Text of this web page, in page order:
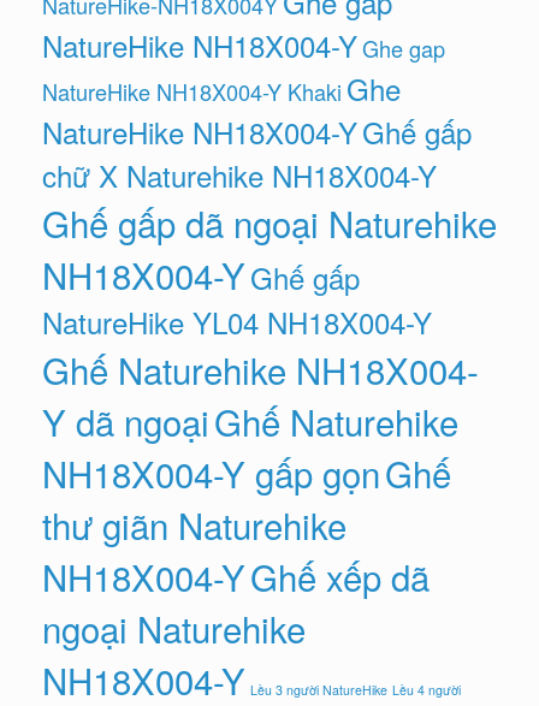
NatureHike NH18X004-YGhe gap
NatureHike NH18X004-Y Khaki Ghe
NatureHike NH18X004-YGhế gấp
chữ X Naturehike NH18X004-Y
Ghế gấp dã ngoại Naturehike
NH18X004-YGhế gấp
NatureHike YL04 NH18X004-Y
Ghế Naturehike NH18X004-
Y dã ngoạiGhế Naturehike
NH18X004-Y gấp gọnGhế
thư giãn Naturehike
NH18X004-YGhế xếp dã
ngoại Naturehike
NH18X004-Y Lều 3 người NatureHike Lều 4 người